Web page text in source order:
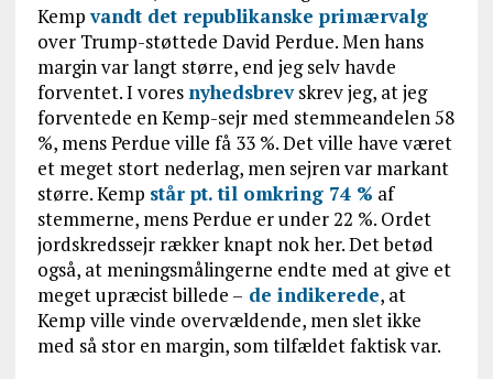
Kempvandt det republikanske primærvalg
over Trump-støttede David Perdue. Men hans
margin var langt større, end jeg selv havde
forventet. I vores nyhedsbrevskrev jeg, at jeg
forventede en Kemp-sejr med stemmeandelen 58
%, mens Perdue ville få 33 %. Det ville have været
et meget stort nederlag, men sejren var markant
større. Kemp står pt. til omkring 74 % af
stemmerne, mens Perdue er under 22 %. Ordet
jordskredssejr rækker knapt nok her. Det betød
også, at meningsmålingerne endte med at give et
meget upræcist billede – de indikerede, at
Kemp ville vinde overvældende, men slet ikke
med så stor en margin, som tilfældet faktisk var.